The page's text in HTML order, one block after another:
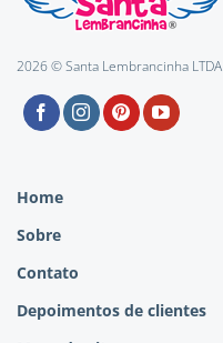
2026 © Santa Lembrancinha LTDA
Home
Sobre
Contato
Depoimentos de clientes